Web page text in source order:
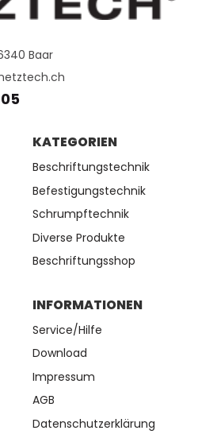
Baar
KATEGORIEN
Beschriftungstechnik
Befestigungstechnik
Schrumpftechnik
Diverse Produkte
Beschriftungsshop
INFORMATIONEN
Service/Hilfe
Download
Impressum
AGB
Datenschutzerklärung